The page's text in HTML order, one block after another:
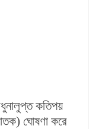
কতিপয়
ঘোষণা করে